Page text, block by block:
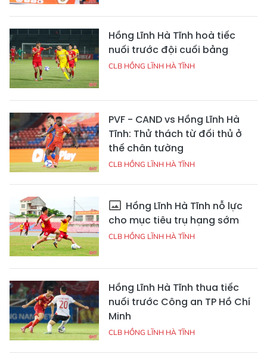
Hồng Lĩnh Hà Tĩnh hoà tiếc
nuối trước đội cuối bảng
CLB HỒNG LĨNH HÀ TĨNH
PVF - CAND vs Hồng Lĩnh Hà
Tĩnh: Thử thách từ đối thủ ở
thế chân tường
CLB HỒNG LĨNH HÀ TĨNH
Hồng Lĩnh Hà Tĩnh nỗ lực
cho mục tiêu trụ hạng sớm
CLB HỒNG LĨNH HÀ TĨNH
Hồng Lĩnh Hà Tĩnh thua tiếc
nuối trước Công an TP Hồ Chí
Minh
CLB HỒNG LĨNH HÀ TĨNH